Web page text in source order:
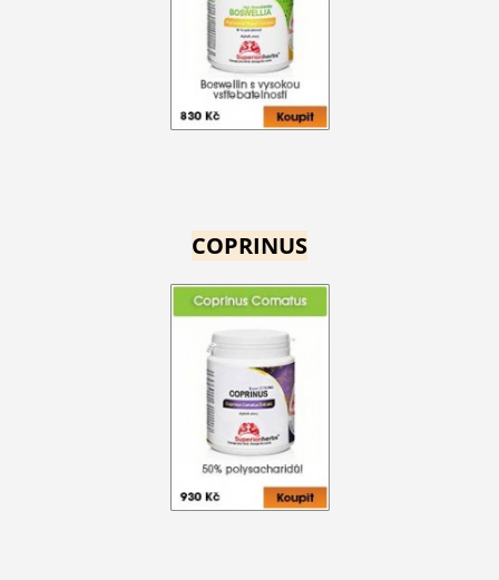
COPRINUS